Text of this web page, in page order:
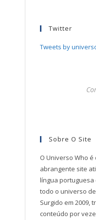
Twitter
Tweets by
Sobre O Site
O Universo Who
abrangente site
língua portuguesa
todo o universo
Surgido em 2009,
conteúdo por